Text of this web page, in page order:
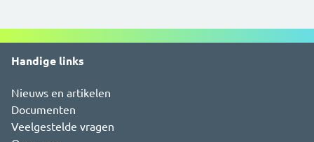
Handige links
Nieuws en artikelen
Documenten
Veelgestelde vragen